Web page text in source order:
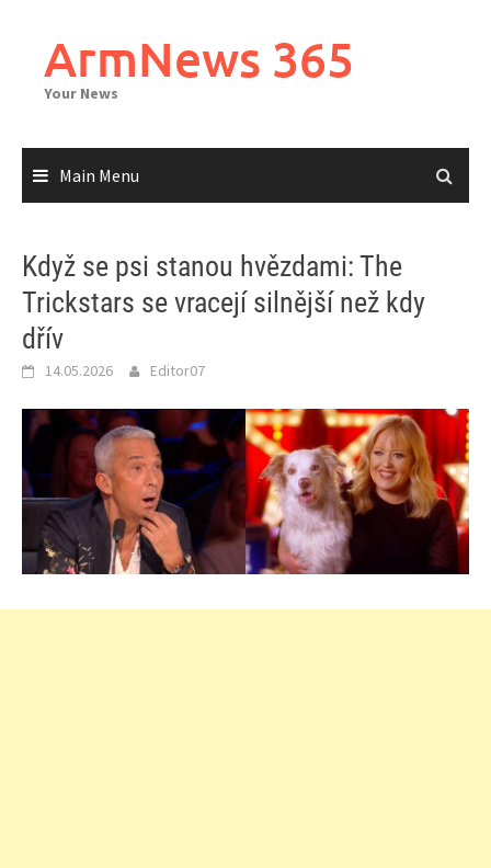
contentArmNews 365
Your News
Main Menu
Když se psi stanou hvězdami: The
Trickstars se vracejí silnější než kdy
dřív
14.05.2026 Editor07